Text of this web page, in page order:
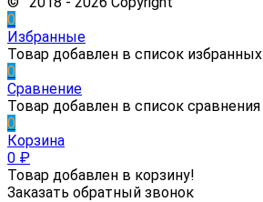
0
Избранные
Товар добавлен в список избранных
0
Сравнение
Товар добавлен в список сравнения
0
Корзина
0 ₽
Товар добавлен в корзину!
Заказать обратный звонок